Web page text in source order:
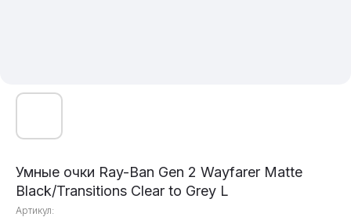
Умные очки Ray-Ban Gen 2 Wayfarer Matte
Black/Transitions Clear to Grey L
Артикул: